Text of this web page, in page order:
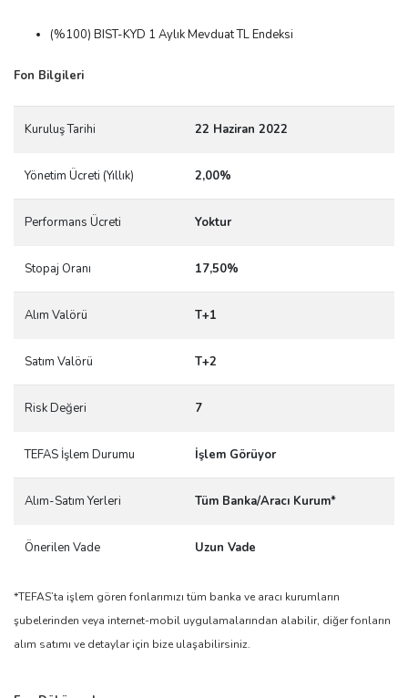
(%100) BIST-KYD 1 Aylık Mevduat TL Endeksi
Fon Bilgileri
Kuruluş Tarihi 22 Haziran 2022
Yönetim Ücreti (Yıllık) 2,00%
Performans Ücreti Yoktur
Stopaj Oranı 17,50%
Alım Valörü T+1
Satım Valörü T+2
Risk Değeri 7
TEFAS İşlem Durumu İşlem Görüyor
Alım-Satım Yerleri Tüm Banka/Aracı Kurum*
Önerilen Vade Uzun Vade
*TEFAS’ta işlem gören fonlarımızı tüm banka ve aracı kurumların
şubelerinden veya internet-mobil uygulamalarından alabilir, diğer fonların
alım satımı ve detaylar için bize ulaşabilirsiniz.